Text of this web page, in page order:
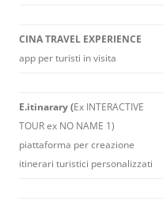
CINA TRAVEL EXPERIENCE
app per turisti in visita
E.itinarary (Ex INTERACTIVE
TOUR ex NO NAME 1)
piattaforma per creazione
itinerari turistici personalizzati